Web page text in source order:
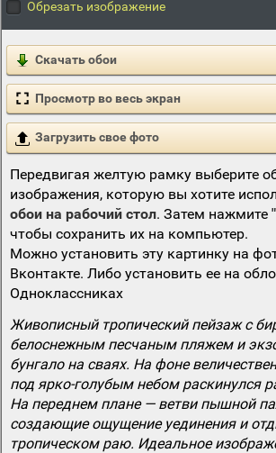
Обрезать изображение
Скачать обои
Просмотр во весь экран
Загрузить свое фото
Передвигая желтую рамку выберите
изображения, которую вы хотите
обои на рабочий стол. Затем нажмите
чтобы сохранить их на компьютер.
Можно установить эту картинку на
Вконтакте. Либо установить ее на
Одноклассниках
Живописный тропический пейзаж с
белоснежным песчаным пляжем и
бунгало на сваях. На фоне
под ярко-голубым небом раскинулся
На переднем плане — ветви пышной
создающие ощущение уединения и
тропическом раю. Идеальное